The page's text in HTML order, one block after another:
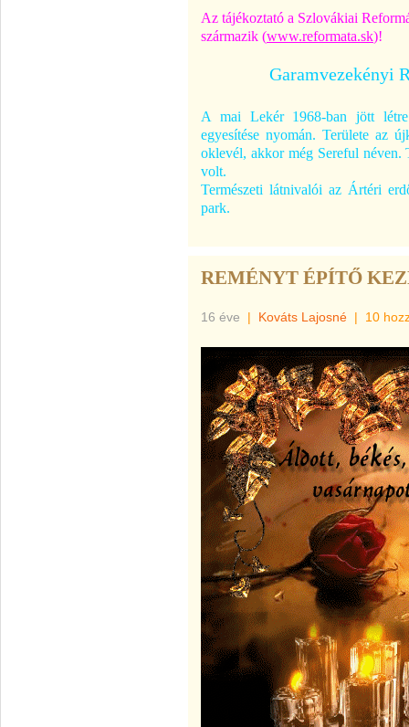
Az tájékoztató a Szlovákiai
származik (www.reformata.sk)!
Garamvezekényi
A mai Lekér 1968-ban jött létre
egyesítése nyomán. Területe az
oklevél, akkor még Sereful néven.
volt.
Természeti látnivalói az Ártéri
park.
REMÉNYT ÉPÍTŐ
16 éve | Kováts Lajosné | 10